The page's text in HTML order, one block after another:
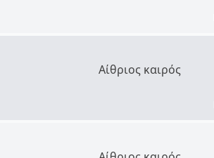
Αίθριος καιρός